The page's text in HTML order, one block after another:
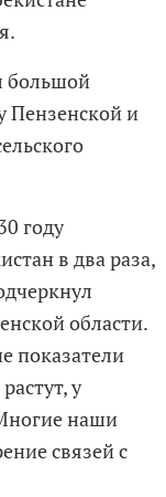
большой
Пензенской и
году
в два раза,
области.
показатели
у
наши
связей с